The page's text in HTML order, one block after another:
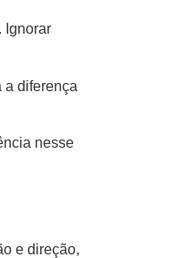
Ignorar
a diferença
nesse
e direção,